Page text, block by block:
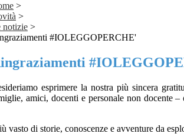
>
>
notizie >
#IOLEGGOPERCHE'
esprimere la nostra più sincera
amici, docenti e personale non docente –
di storie, conoscenze e avventure da